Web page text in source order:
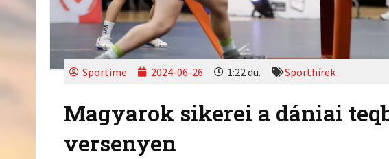
Sportime 2024-06-26 1:22 du. Sporthírek
Magyarok sikerei a dániai
versenyen